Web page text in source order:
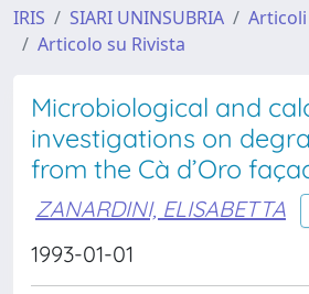
IRIS SIARI UNINSUBRIA
Articolo su Rivista
Microbiological and
investigations on
from the Cà d’Oro
ZANARDINI, ELISABETTA
1993-01-01